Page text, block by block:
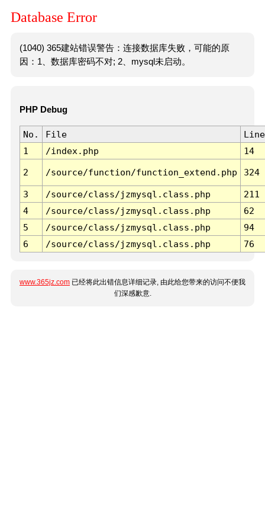
Database Error
(1040) 365建站错误警告：连接数据库失败，可能的原
因：1、数据库密码不对; 2、mysql未启动。
PHP Debug
No. File
Line
1
/index.php 14
2 /source/function/function_extend.php 324
3 /source/class/jzmysql.class.php
211
4
/source/class/jzmysql.class.php
62
5
/source/class/jzmysql.class.php
94
6
/source/class/jzmysql.class.php 76
www.365jz.com 已经将此出错信息详细记录, 由此给您带来的访问不便我
们深感歉意.